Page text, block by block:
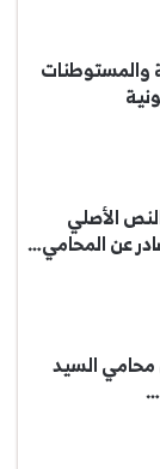
والمستوطنات
الأصلي
عن المحامي…
السيد